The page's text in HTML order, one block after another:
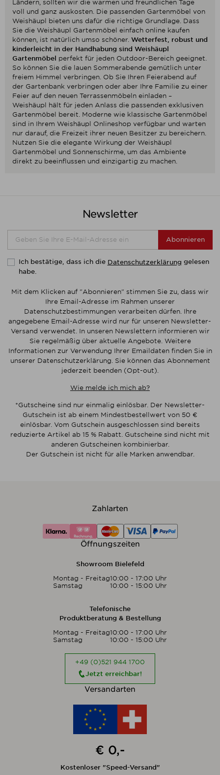
Ländern, sollten wir die warmen und freundlichen Tage
voll und ganz auskosten. Die passenden Gartenmöbel von
Weishäupl bieten uns dafür die richtige Grundlage. Dass
Sie die Weishäupl Gartenmöbel einfach online kaufen
können, ist natürlich umso schöner. Wetterfest, robust und
kinderleicht in der Handhabung sind Weishäupl
Gartenmöbel perfekt für jeden Outdoor-Bereich geeignet.
So können Sie die lauen Sommerabende gemütlich unter
freiem Himmel verbringen. Ob Sie Ihren Feierabend auf
der Gartenbank verbringen oder aber Ihre Familie zu einer
Feier auf den neuen Terrassenmöbeln einladen –
Weishäupl hält für jeden Anlass die passenden exklusiven
Gartenmöbel bereit. Moderne wie klassische Gartenmöbel
sind in Ihrem Weishäupl Onlineshop verfügbar und warten
nur darauf, die Freizeit ihrer neuen Besitzer zu bereichern.
Nutzen Sie die elegante Wirkung der Weishäupl
Gartenmöbel und Sonnenschirme, um das Ambiente
direkt zu beeinflussen und einzigartig zu machen.
Newsletter
Abonnieren
Ich bestätige, dass ich die Datenschutzerklärung gelesen
habe.
Mit dem Klicken auf "Abonnieren" stimmen Sie zu, dass wir
Ihre Email-Adresse im Rahmen unserer
Datenschutzbestimmungen verarbeiten dürfen. Ihre
angegebene Email-Adresse wird nur für unseren Newsletter-
Versand verwendet. In unseren Newslettern informieren wir
Sie regelmäßig über aktuelle Angebote. Weitere
Informationen zur Verwendung Ihrer Emaildaten finden Sie in
unserer Datenschutzerklärung. Sie können das Abonnement
jederzeit beenden (Opt-out).
Wie melde ich mich ab?
*Gutscheine sind nur einmalig einlösbar. Der Newsletter-
Gutschein ist ab einem Mindestbestellwert von 50 €
einlösbar. Vom Gutschein ausgeschlossen sind bereits
reduzierte Artikel ab 15 % Rabatt. Gutscheine sind nicht mit
anderen Gutscheinen kombinierbar.
Der Gutschein ist nicht für alle Marken anwendbar.
Zahlarten
Öffnungszeiten
Showroom Bielefeld
Montag - Freitag10:00 - 17:00 Uhr
Samstag
10:00 - 15:00 Uhr
Telefonische
Produktberatung & Bestellung
Montag - Freitag10:00 - 17:00 Uhr
Samstag
10:00 - 15:00 Uhr
+49 (0)521 944 1700
Jetzt erreichbar!
Versandarten
€ 0,-
Kostenloser "Speed-Versand"